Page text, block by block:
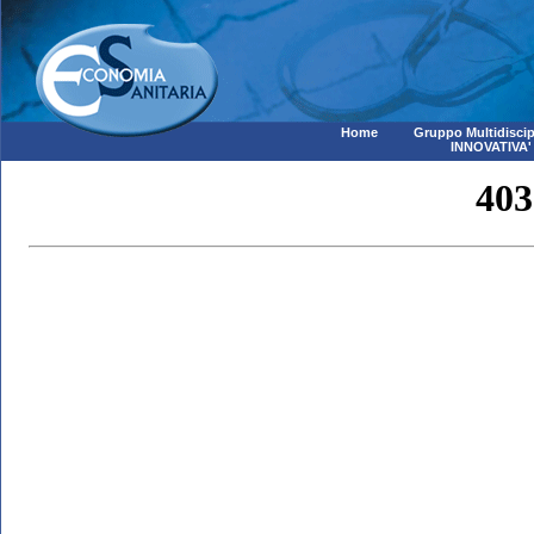
Home
Gruppo
INNOVATIVA'